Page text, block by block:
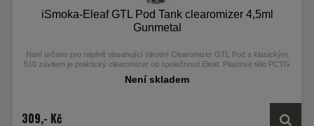
iSmoka-Eleaf GTL Pod Tank clearomizer 4,5ml
Gunmetal
Není určeno pro náplně obsahující nikotin! Clearomizer GTL Pod s klasickým
510 závitem je praktický clearomizer od společnosti Eleaf. Plastové tělo PCTG
se základnou z nerez oceli pojme až 4,5ml liquidu a je vhodný pro DL vaping. V
základním balení budete mít na výběr dvě žhavicí hlavy, a to GTL o odporu
Není skladem
309,- Kč